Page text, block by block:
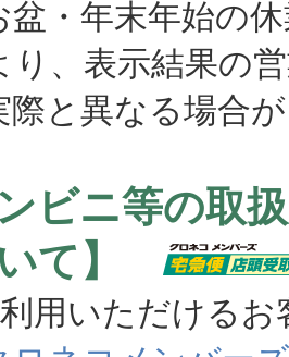
・年末年始の
り、表示結果の
異なる場合が
ンビニ等の取
て】
用いただけるお